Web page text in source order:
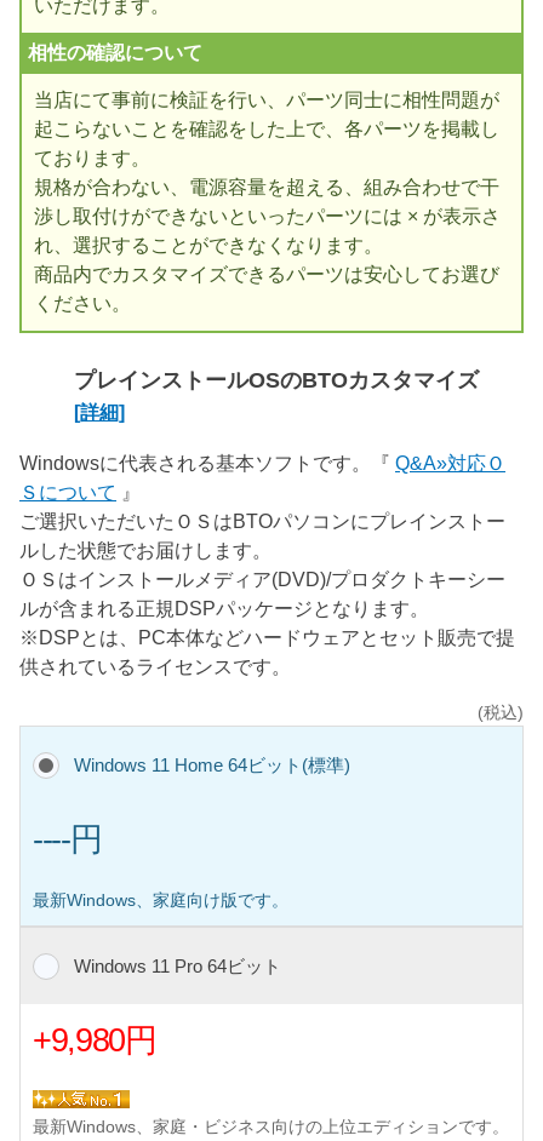
いただけます。
相性の確認について
当店にて事前に検証を行い、パーツ同士に相性問題が
起こらないことを確認をした上で、各パーツを掲載し
ております。
規格が合わない、電源容量を超える、組み合わせで干
渉し取付けができないといったパーツには × が表示さ
れ、選択することができなくなります。
商品内でカスタマイズできるパーツは安心してお選び
ください。
プレインストールOSのBTOカスタマイズ
[詳細]
Windowsに代表される基本ソフトです。『 Q&A»対応Ｏ
Ｓについて 』
ご選択いただいたＯＳはBTOパソコンにプレインストー
ルした状態でお届けします。
ＯＳはインストールメディア(DVD)/プロダクトキーシー
ルが含まれる正規DSPパッケージとなります。
※DSPとは、PC本体などハードウェアとセット販売で提
供されているライセンスです。
(税込)
Windows 11 Home 64ビット(標準)
----円
最新Windows、家庭向け版です。
Windows 11 Pro 64ビット
+9,980円
最新Windows、家庭・ビジネス向けの上位エディションです。